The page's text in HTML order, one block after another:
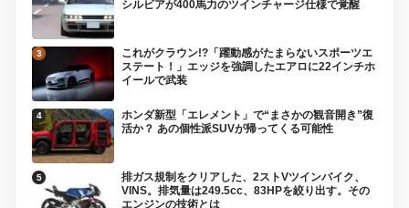
シルビアが400馬力のツインチャージ仕様で覚醒
これがクラウン!?「躍動感がたまらないスポーツエ
ステート！」エッジを強調したエアロに22インチホ
イールで武装
ホンダ新型「エレメント」で“まさかの観音開き”復
活か？ あの個性派SUVが帰ってくる可能性
排ガス規制をクリアした、2ストVツインバイク、
VINS。排気量は249.5cc、83HPを絞り出す。その
エンジンの技術とは